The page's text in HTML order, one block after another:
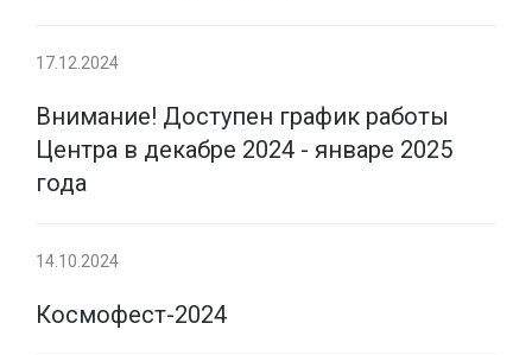
17.12.2024
Внимание! Доступен график работы
Центра в декабре 2024 - январе 2025
года
14.10.2024
Космофест-2024